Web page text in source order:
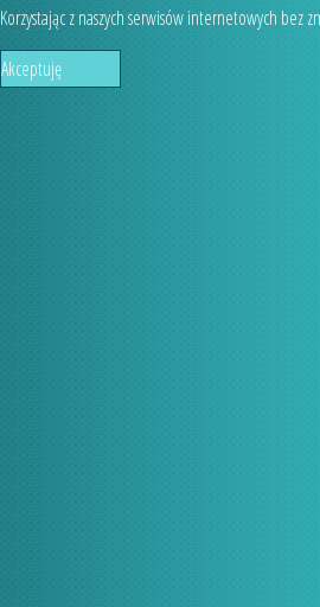
Korzystając z naszych serwisów internetowych bez
Akceptuję